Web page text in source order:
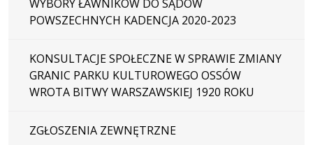
WYBORY ŁAWNIKÓW DO SĄDÓW
POWSZECHNYCH KADENCJA 2020-2023
KONSULTACJE SPOŁECZNE W SPRAWIE ZMIANY
GRANIC PARKU KULTUROWEGO OSSÓW
WROTA BITWY WARSZAWSKIEJ 1920 ROKU
ZGŁOSZENIA ZEWNĘTRZNE